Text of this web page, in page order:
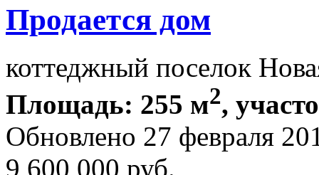
Продается дом
коттеджный поселок
Площадь: 255 м2,
Обновлено 27 февраля
9 600 000 руб.